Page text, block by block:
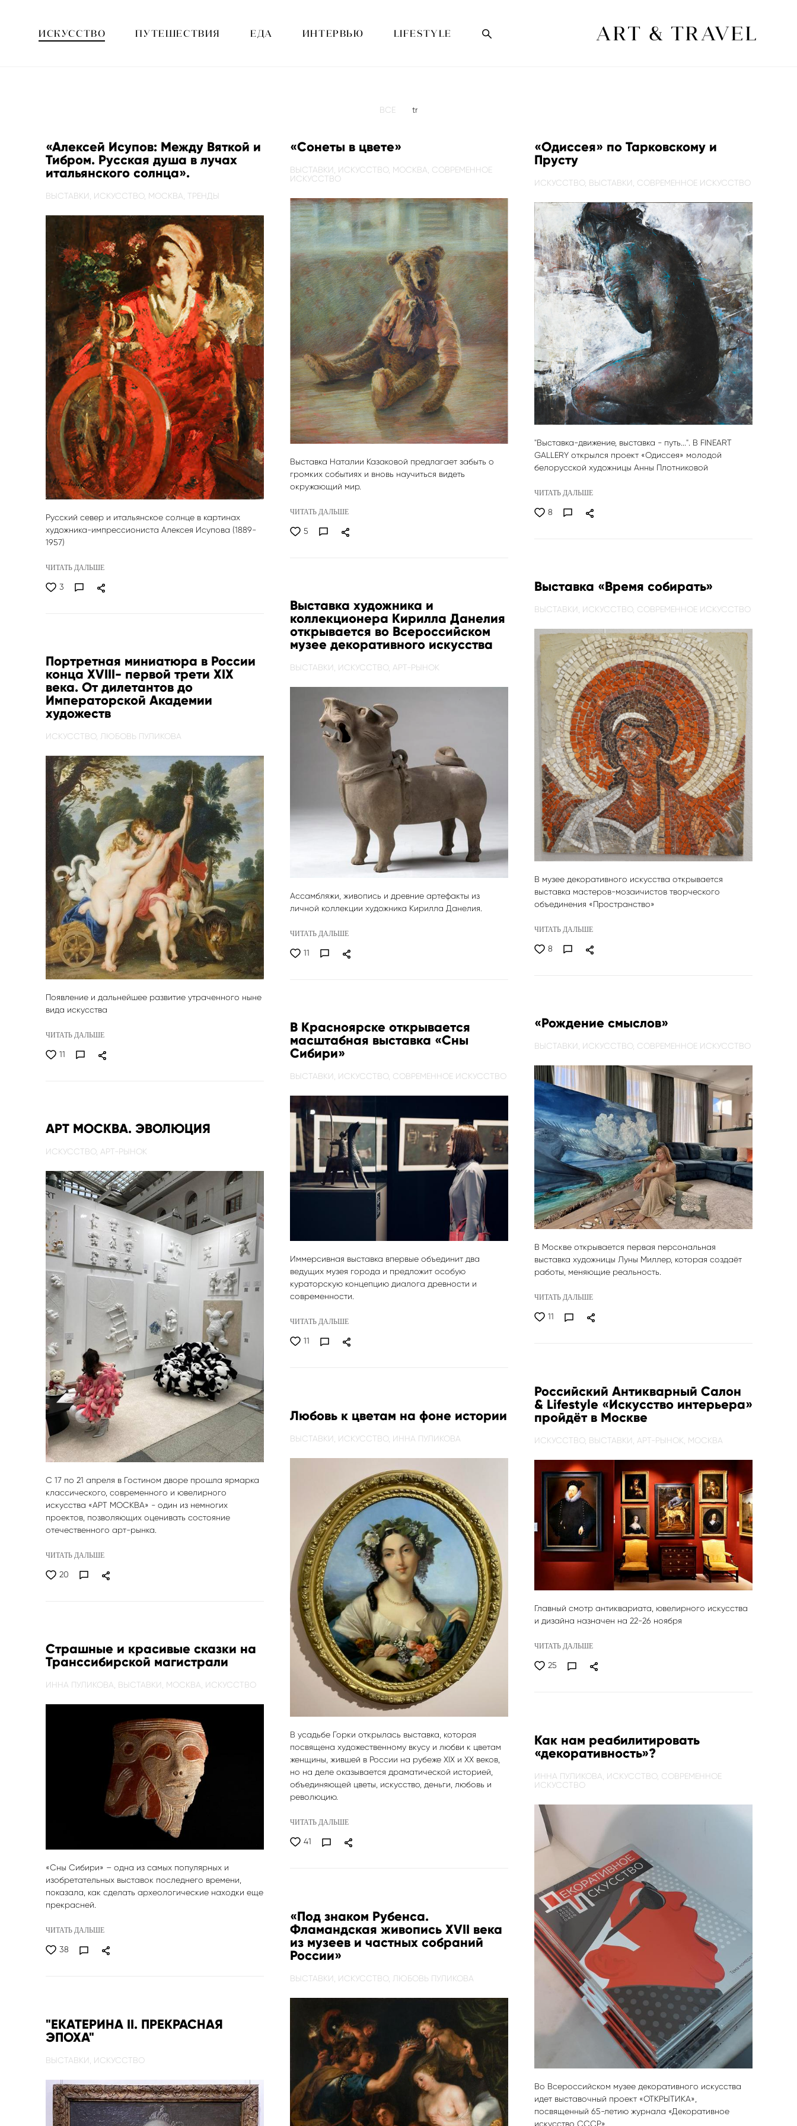
ART & TRAVEL
ИСКУССТВО ПУТЕШЕСТВИЯ ЕДА ИНТЕРВЬЮ LIFESTYLE
ВСЕ tr
«Алексей Исупов: Между Вяткой и
Тибром. Русская душа в лучах
итальянского солнца».
ВЫСТАВКИ, ИСКУССТВО, МОСКВА, ТРЕНДЫ
Русский север и итальянское солнце в картинах
художника-импрессиониста Алексея Исупова (1889-
1957)
ЧИТАТЬ ДАЛЬШЕ
3
«Сонеты в цвете»
ВЫСТАВКИ, ИСКУССТВО, МОСКВА, СОВРЕМЕННОЕ
ИСКУССТВО
Выставка Наталии Казаковой предлагает забыть о
громких событиях и вновь научиться видеть
окружающий мир.
ЧИТАТЬ ДАЛЬШЕ
5
«Одиссея» по Тарковскому и
Прусту
ИСКУССТВО, ВЫСТАВКИ, СОВРЕМЕННОЕ ИСКУССТВО
"Выставка-движение, выставка - путь...". В FINEART
GALLERY открылся проект «Одиссея» молодой
белорусской художницы Анны Плотниковой
ЧИТАТЬ ДАЛЬШЕ
8
Выставка «Время собирать»
ВЫСТАВКИ, ИСКУССТВО, СОВРЕМЕННОЕ ИСКУССТВО
В музее декоративного искусства открывается
выставка мастеров-мозаичистов творческого
объединения «Пространство»
ЧИТАТЬ ДАЛЬШЕ
8
Выставка художника и
коллекционера Кирилла Данелия
открывается во Всероссийском
музее декоративного искусства
ВЫСТАВКИ, ИСКУССТВО, АРТ-РЫНОК
Ассамбляжи, живопись и древние артефакты из
личной коллекции художника Кирилла Данелия.
ЧИТАТЬ ДАЛЬШЕ
11
Портретная миниатюра в России
конца XVIII- первой трети XIX
века. От дилетантов до
Императорской Академии
художеств
ИСКУССТВО, ЛЮБОВЬ ПУЛИКОВА
Появление и дальнейшее развитие утраченного ныне
вида искусства
ЧИТАТЬ ДАЛЬШЕ
11
«Рождение смыслов»
ВЫСТАВКИ, ИСКУССТВО, СОВРЕМЕННОЕ ИСКУССТВО
В Москве открывается первая персональная
выставка художницы Луны Миллер, которая создаёт
работы, меняющие реальность.
ЧИТАТЬ ДАЛЬШЕ
11
В Красноярске открывается
масштабная выставка «Сны
Сибири»
ВЫСТАВКИ, ИСКУССТВО, СОВРЕМЕННОЕ ИСКУССТВО
Иммерсивная выставка впервые объединит два
ведущих музея города и предложит особую
кураторскую концепцию диалога древности и
современности.
ЧИТАТЬ ДАЛЬШЕ
11
АРТ МОСКВА. ЭВОЛЮЦИЯ
ИСКУССТВО, АРТ-РЫНОК
С 17 по 21 апреля в Гостином дворе прошла ярмарка
классического, современного и ювелирного
искусства «АРТ МОСКВА» - один из немногих
проектов, позволяющих оценивать состояние
отечественного арт-рынка.
ЧИТАТЬ ДАЛЬШЕ
20
Российский Антикварный Салон
& Lifestyle «Искусство интерьера»
пройдёт в Москве
ИСКУССТВО, ВЫСТАВКИ, АРТ-РЫНОК, МОСКВА
Главный смотр антиквариата, ювелирного искусства
и дизайна назначен на 22-26 ноября
ЧИТАТЬ ДАЛЬШЕ
25
Любовь к цветам на фоне истории
ВЫСТАВКИ, ИСКУССТВО, ИННА ПУЛИКОВА
В усадьбе Горки открылась выставка, которая
посвящена художественному вкусу и любви к цветам
женщины, жившей в России на рубеже XIX и ХХ веков,
но на деле оказывается драматической историей,
объединяющей цветы, искусство, деньги, любовь и
революцию.
ЧИТАТЬ ДАЛЬШЕ
41
Страшные и красивые сказки на
Транссибирской магистрали
ИННА ПУЛИКОВА, ВЫСТАВКИ, МОСКВА, ИСКУССТВО
«Сны Сибири» – одна из самых популярных и
изобретательных выставок последнего времени,
показала, как сделать археологические находки еще
прекрасней.
ЧИТАТЬ ДАЛЬШЕ
38
Как нам реабилитировать
«декоративность»?
ИННА ПУЛИКОВА, ИСКУССТВО, СОВРЕМЕННОЕ
ИСКУССТВО
Во Всероссийском музее декоративного искусства
идет выставочный проект «ОТКРЫТИКА»,
посвященный 65-летию журнала «Декоративное
искусство СССР».
«Под знаком Рубенса.
Фламандская живопись XVII века
из музеев и частных собраний
России»
ВЫСТАВКИ, ИСКУССТВО, ЛЮБОВЬ ПУЛИКОВА
"ЕКАТЕРИНА II. ПРЕКРАСНАЯ
ЭПОХА"
ВЫСТАВКИ, ИСКУССТВО